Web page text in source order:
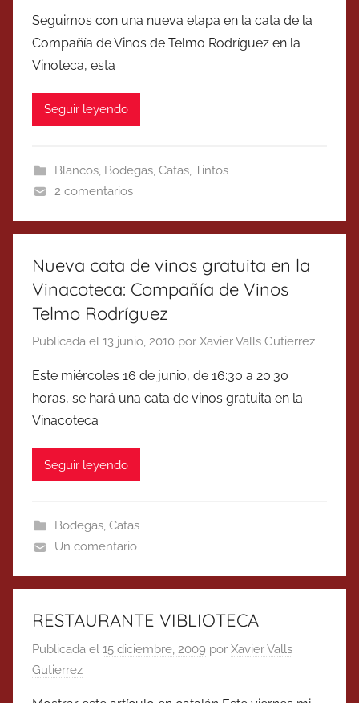
Seguimos con una nueva etapa en la cata de la
Compañía de Vinos de Telmo Rodríguez en la
Vinoteca, esta
Seguir leyendo
Blancos, Bodegas, Catas, Tintos
2 comentarios
Nueva cata de vinos gratuita en la
Vinacoteca: Compañía de Vinos
Telmo Rodríguez
Publicada el 13 junio, 2010 por Xavier Valls Gutierrez
Este miércoles 16 de junio, de 16:30 a 20:30
horas, se hará una cata de vinos gratuita en la
Vinacoteca
Seguir leyendo
Bodegas, Catas
Un comentario
RESTAURANTE VIBLIOTECA
Publicada el 15 diciembre, 2009 por Xavier Valls
Gutierrez